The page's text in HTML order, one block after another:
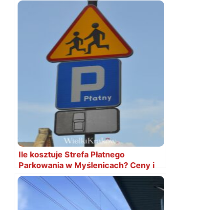
Ile kosztuje Strefa Płatnego
Parkowania w Myślenicach? Ceny i
godziny